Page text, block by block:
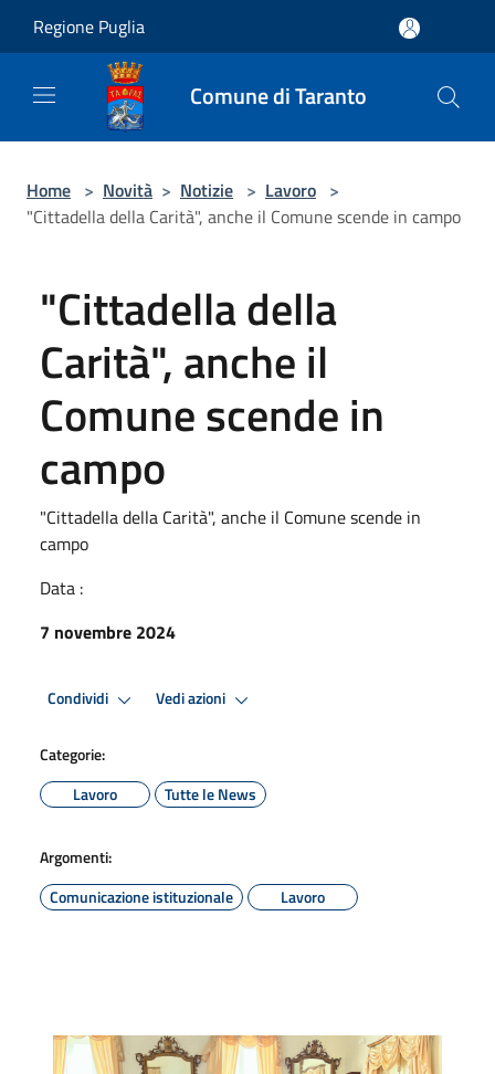
Regione Puglia
Comune di Taranto
Home > Novità > Notizie > Lavoro >
"Cittadella della Carità", anche il Comune scende in campo
"Cittadella della
Carità", anche il
Comune scende in
campo
"Cittadella della Carità", anche il Comune scende in
campo
Data :
7 novembre 2024
Condividi Vedi azioni
Categorie:
Lavoro
Tutte le News
Argomenti:
Comunicazione istituzionale
Lavoro